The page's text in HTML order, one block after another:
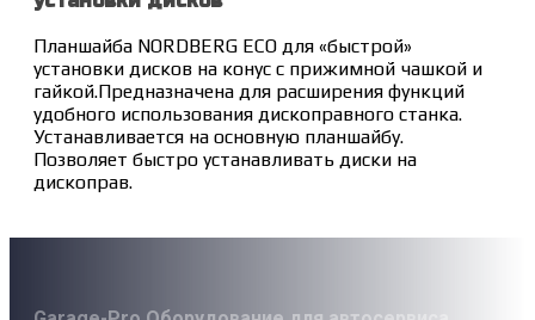
Планшайба NORDBERG ECO для «быстрой»
установки дисков на конус с прижимной чашкой и
гайкой.Предназначена для расширения функций
удобного использования дископравного станка.
Устанавливается на основную планшайбу.
Позволяет быстро устанавливать диски на
дископрав.